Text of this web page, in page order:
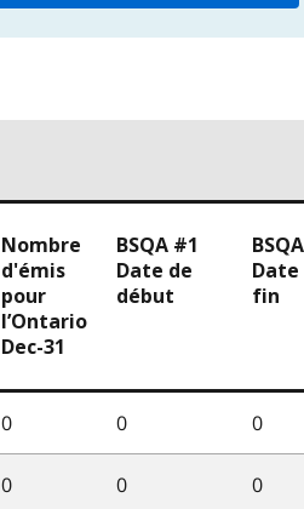
Nombre
d'émis
pour
l’Ontario
Dec-31
BSQA #1
Date de
début
Date
fin
0 0 0
0 0 0